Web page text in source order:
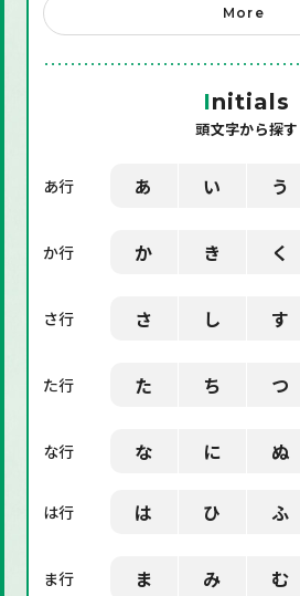
「店舗備品」に関する用語
「環境」に関する用語
「業界用語」に関する用語
More
Initials
頭文字から探す
あ行 あ い う
か行 か き く
さ行 さ し す
た行 た ち つ
な行 な に ぬ
は行 は ひ ふ
ま行 ま み む